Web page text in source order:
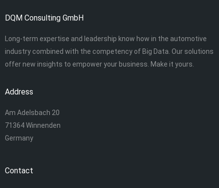
DQM Consulting GmbH
Long-term expertise and leadership know how in the automotive
industry combined with the competency of Big Data. Our solutions
offer new insights to empower your business. Make it yours.
Address
Am Adelsbach 20
71364 Winnenden
Germany
Contact